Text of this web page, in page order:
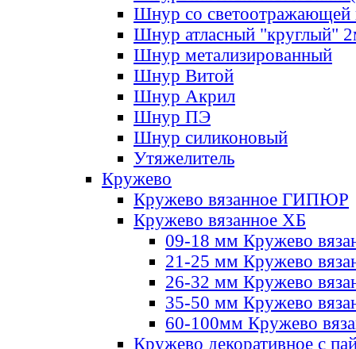
Шнур со светоотражающей
Шнур атласный "круглый"
Шнур метализированный
Шнур Витой
Шнур Акрил
Шнур ПЭ
Шнур силиконовый
Утяжелитель
Кружево
Кружево вязанное ГИПЮР
Кружево вязанное ХБ
09-18 мм Кружево
21-25 мм Кружево
26-32 мм Кружево
35-50 мм Кружево
60-100мм Кружево
Кружево декоративное с